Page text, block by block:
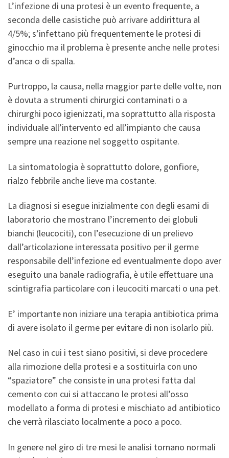
L’infezione di una protesi è un evento frequente, a
seconda delle casistiche può arrivare addirittura al
4/5%; s’infettano più frequentemente le protesi di
ginocchio ma il problema è presente anche nelle protesi
d’anca o di spalla.
Purtroppo, la causa, nella maggior parte delle volte, non
è dovuta a strumenti chirurgici contaminati o a
chirurghi poco igienizzati, ma soprattutto alla risposta
individuale all’intervento ed all’impianto che causa
sempre una reazione nel soggetto ospitante.
La sintomatologia è soprattutto dolore, gonfiore,
rialzo febbrile anche lieve ma costante.
La diagnosi si esegue inizialmente con degli esami di
laboratorio che mostrano l’incremento dei globuli
bianchi (leucociti), con l’esecuzione di un prelievo
dall’articolazione interessata positivo per il germe
responsabile dell’infezione ed eventualmente dopo aver
eseguito una banale radiografia, è utile effettuare una
scintigrafia particolare con i leucociti marcati o una pet.
E’ importante non iniziare una terapia antibiotica prima
di avere isolato il germe per evitare di non isolarlo più.
Nel caso in cui i test siano positivi, si deve procedere
alla rimozione della protesi e a sostituirla con uno
“spaziatore” che consiste in una protesi fatta dal
cemento con cui si attaccano le protesi all’osso
modellato a forma di protesi e mischiato ad antibiotico
che verrà rilasciato localmente a poco a poco.
In genere nel giro di tre mesi le analisi tornano normali